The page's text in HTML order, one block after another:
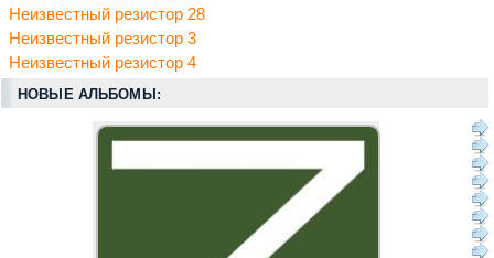
Неизвестный резистор 28
Неизвестный резистор 3
Неизвестный резистор 4
НОВЫЕ АЛЬБОМЫ: